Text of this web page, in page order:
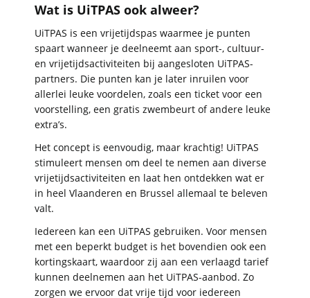
Wat is UiTPAS ook alweer?
UiTPAS is een vrijetijdspas waarmee je punten
spaart wanneer je deelneemt aan sport-, cultuur-
en vrijetijdsactiviteiten bij aangesloten UiTPAS-
partners. Die punten kan je later inruilen voor
allerlei leuke voordelen, zoals een ticket voor een
voorstelling, een gratis zwembeurt of andere leuke
extra’s.
Het concept is eenvoudig, maar krachtig! UiTPAS
stimuleert mensen om deel te nemen aan diverse
vrijetijdsactiviteiten en laat hen ontdekken wat er
in heel Vlaanderen en Brussel allemaal te beleven
valt.
Iedereen kan een UiTPAS gebruiken. Voor mensen
met een beperkt budget is het bovendien ook een
kortingskaart, waardoor zij aan een verlaagd tarief
kunnen deelnemen aan het UiTPAS-aanbod. Zo
zorgen we ervoor dat vrije tijd voor iedereen